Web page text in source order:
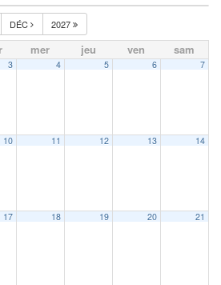
DÉC 2027
mer jeu ven sam
3 4 5 6 7
10 11 12 13 14
17 18 19 20 21